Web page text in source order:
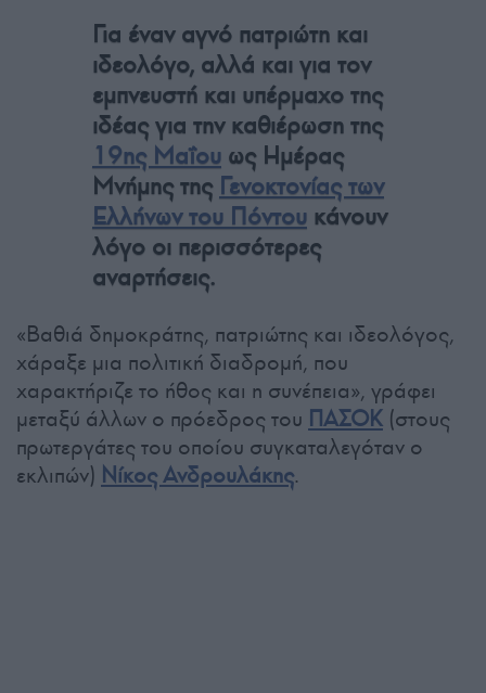
Για έναν αγνό πατριώτη και
ιδεολόγο, αλλά και για τον
εμπνευστή και υπέρμαχο της
ιδέας για την καθιέρωση της
19ης Μαΐου ως Ημέρας
Μνήμης της Γενοκτονίας των
Ελλήνων του Πόντου κάνουν
λόγο οι περισσότερες
αναρτήσεις.
«Βαθιά δημοκράτης, πατριώτης και ιδεολόγος,
χάραξε μια πολιτική διαδρομή, που
χαρακτήριζε το ήθος και η συνέπεια», γράφει
μεταξύ άλλων ο πρόεδρος του ΠΑΣΟΚ (στους
πρωτεργάτες του οποίου συγκαταλεγόταν ο
εκλιπών) Νίκος Ανδρουλάκης.